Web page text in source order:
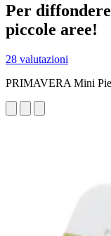
Per
piccole aree!
28 valutazioni
PRIMAVERA Mini